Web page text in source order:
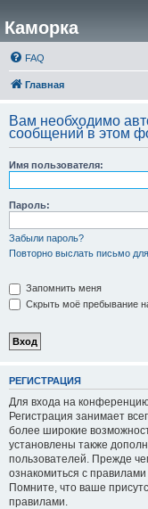
Каморка
FAQ
Главная
Вам необходимо
сообщений в этом
Имя пользователя:
Пароль:
Забыли пароль?
Повторно выслать письмо
Запомнить меня
Скрыть моё пребывание
РЕГИСТРАЦИЯ
Для входа на
Регистрация занимает
более широкие
установлены также
пользователей. Прежде
ознакомиться с
Помните, что ваше
правилами.